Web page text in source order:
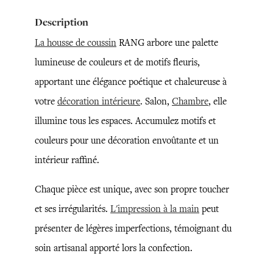
Description
La housse de coussin RANG arbore une palette
lumineuse de couleurs et de motifs fleuris,
apportant une élégance poétique et chaleureuse à
votre décoration intérieure. Salon, Chambre, elle
illumine tous les espaces. Accumulez motifs et
couleurs pour une décoration envoûtante et un
intérieur raffiné.
Chaque pièce est unique, avec son propre toucher
et ses irrégularités. L'impression à la main peut
présenter de légères imperfections, témoignant du
soin artisanal apporté lors la confection.